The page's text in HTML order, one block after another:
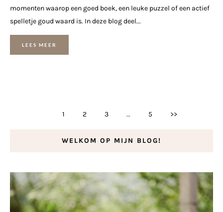
momenten waarop een goed boek, een leuke puzzel of een actief
spelletje goud waard is. In deze blog deel...
LEES MEER
1 2 3 … 5 >>
WELKOM OP MIJN BLOG!